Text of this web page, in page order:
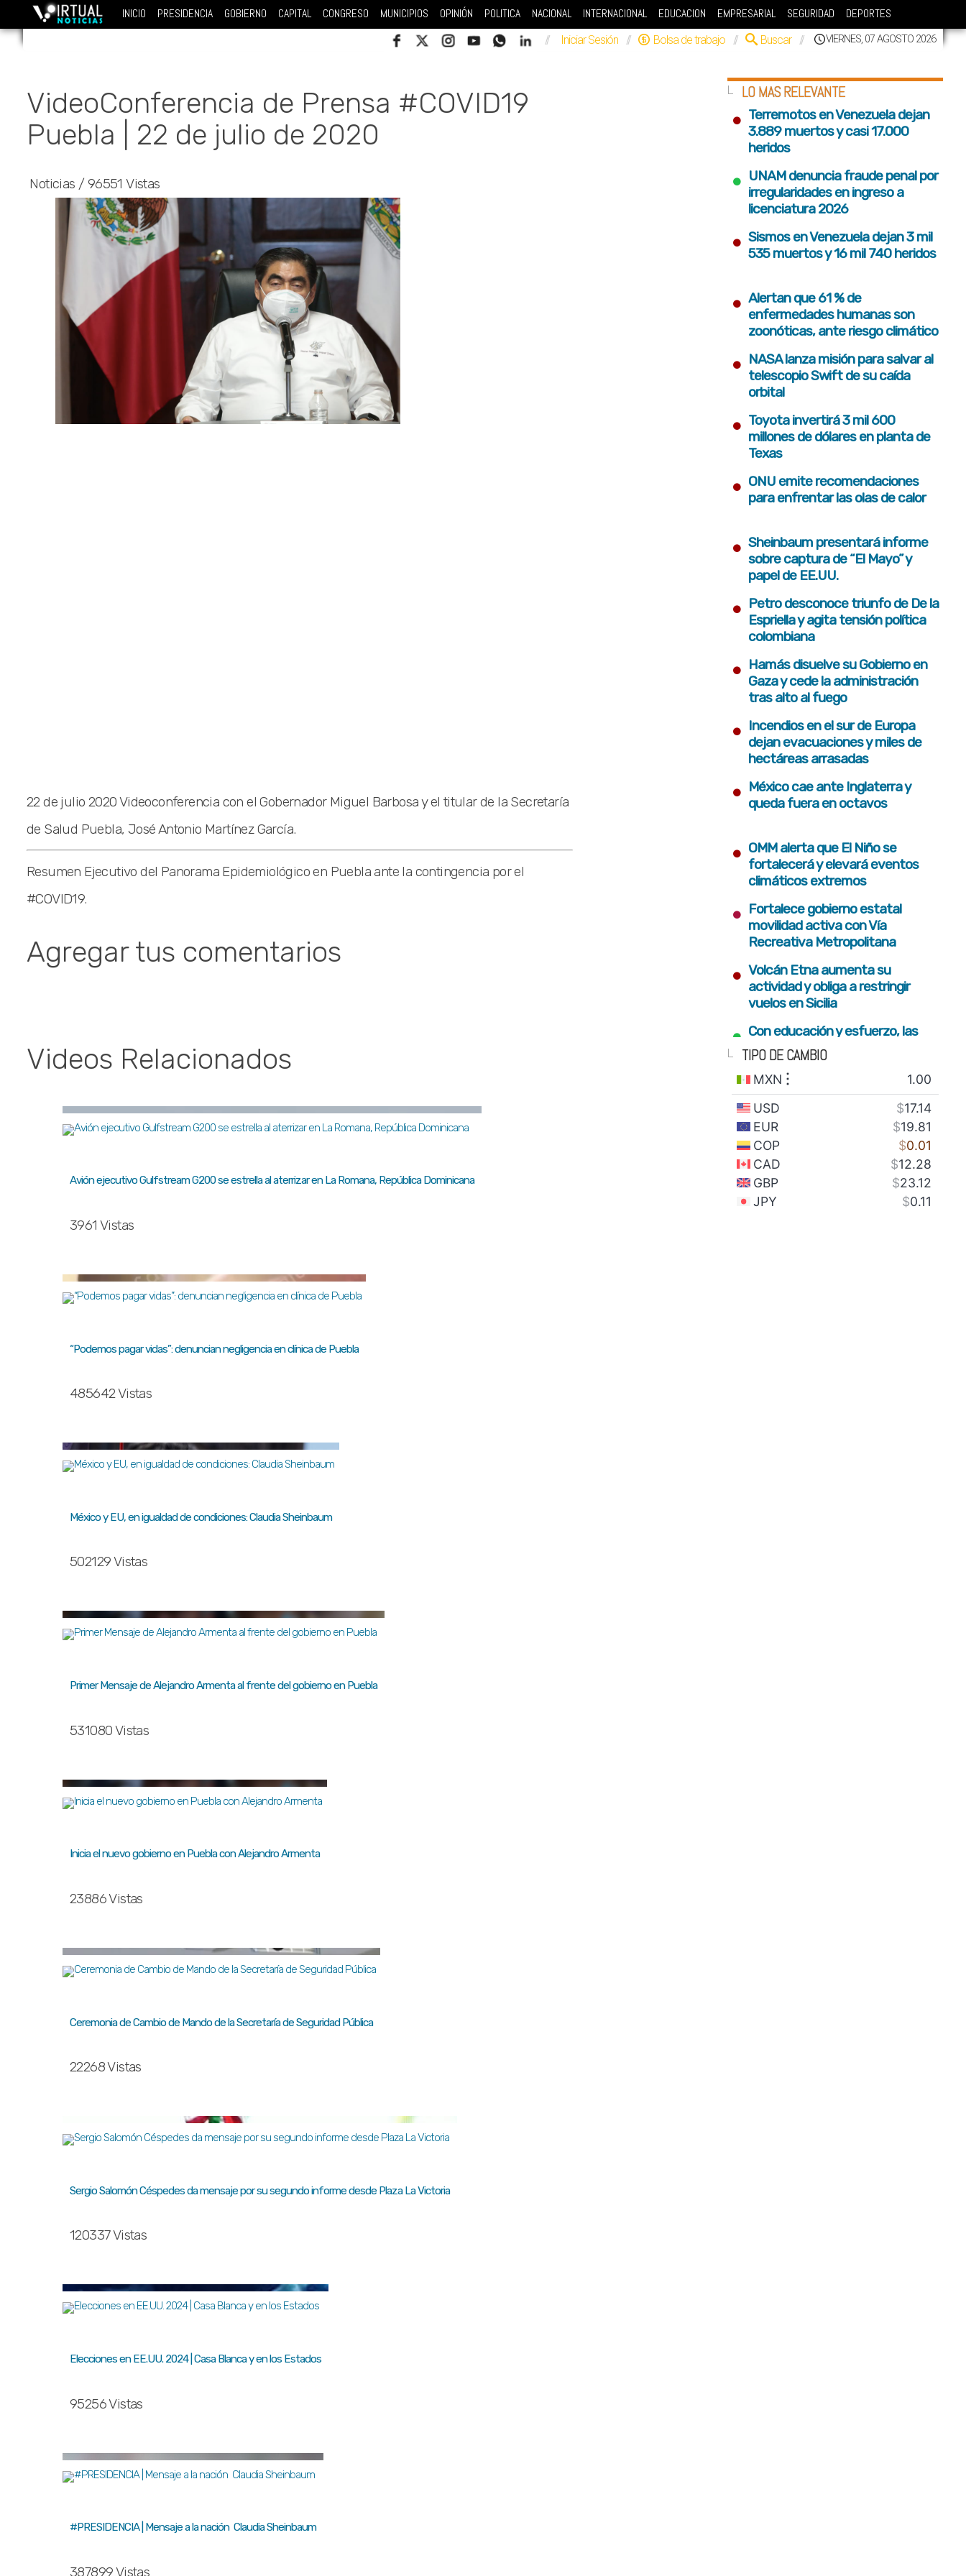
INICIO PRESIDENCIA GOBIERNO CAPITAL CONGRESO MUNICIPIOS OPINIÓN POLITICA NACIONAL INTERNACIONAL EDUCACION EMPRESARIAL SEGURIDAD DEPORTES
VIERNES, 07 AGOSTO 2026
//
Buscar
//
Bolsa de trabajo
//
Iniciar Sesión
//
VideoConferencia de Prensa #COVID19
Puebla | 22 de julio de 2020
Noticias / 96551 Vistas
22 de julio 2020 Videoconferencia con el Gobernador Miguel Barbosa y el titular de la Secretaría
de Salud Puebla, José Antonio Martínez García.
Resumen Ejecutivo del Panorama Epidemiológico en Puebla ante la contingencia por el
#COVID19.
Agregar tus comentarios
Videos Relacionados
Avión ejecutivo Gulfstream G200 se estrella al aterrizar en La Romana, República Dominicana
3961 Vistas
“Podemos pagar vidas”: denuncian negligencia en clínica de Puebla
485642 Vistas
México y EU, en igualdad de condiciones: Claudia Sheinbaum
502129 Vistas
Primer Mensaje de Alejandro Armenta al frente del gobierno en Puebla
531080 Vistas
Inicia el nuevo gobierno en Puebla con Alejandro Armenta
23886 Vistas
Ceremonia de Cambio de Mando de la Secretaría de Seguridad Pública
22268 Vistas
Sergio Salomón Céspedes da mensaje por su segundo informe desde Plaza La Victoria
120337 Vistas
Elecciones en EE.UU. 2024 | Casa Blanca y en los Estados
95256 Vistas
#PRESIDENCIA | Mensaje a la nación Claudia Sheinbaum
387899 Vistas
LO MAS RELEVANTE
• Terremotos en Venezuela dejan
3.889 muertos y casi 17.000
heridos
• UNAM denuncia fraude penal por
irregularidades en ingreso a
licenciatura 2026
• Sismos en Venezuela dejan 3 mil
535 muertos y 16 mil 740 heridos
• Alertan que 61 % de
enfermedades humanas son
zoonóticas, ante riesgo climático
• NASA lanza misión para salvar al
telescopio Swift de su caída
orbital
• Toyota invertirá 3 mil 600
millones de dólares en planta de
Texas
• ONU emite recomendaciones
para enfrentar las olas de calor
• Sheinbaum presentará informe
sobre captura de “El Mayo” y
papel de EE.UU.
• Petro desconoce triunfo de De la
Espriella y agita tensión política
colombiana
• Hamás disuelve su Gobierno en
Gaza y cede la administración
tras alto al fuego
• Incendios en el sur de Europa
dejan evacuaciones y miles de
hectáreas arrasadas
• México cae ante Inglaterra y
queda fuera en octavos
• OMM alerta que El Niño se
fortalecerá y elevará eventos
climáticos extremos
• Fortalece gobierno estatal
movilidad activa con Vía
Recreativa Metropolitana
• Volcán Etna aumenta su
actividad y obliga a restringir
vuelos en Sicilia
• Con educación y esfuerzo, las
nuevas generaciones
construyen el futuro del estado
• Fortalecimiento del campo y
conectividad para bienestar de
familias serranas: Armenta Mier
• Gobierno estatal plantará 2
millones de árboles con visión
integral de restauración
TIPO DE CAMBIO